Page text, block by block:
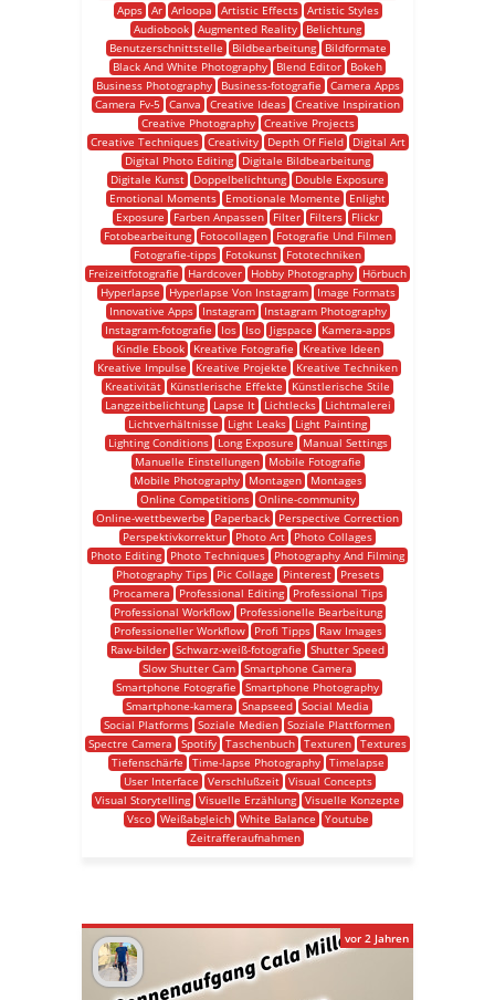
Apps
Ar Arloopa Artistic Effects
Artistic Styles
Audiobook Augmented Reality
Belichtung
Benutzerschnittstelle
Bildbearbeitung
Bildformate
Black And White Photography
Blend Editor
Bokeh
Business Photography
Business-fotografie
Camera Apps
Camera Fv-5
Canva Creative Ideas Creative Inspiration
Creative Photography
Creative Projects
Creative Techniques
Creativity Depth Of Field
Digital Art
Digital Photo Editing
Digitale Bildbearbeitung
Digitale Kunst
Doppelbelichtung
Double Exposure
Emotional Moments
Emotionale Momente
Enlight
Exposure
Farben Anpassen Filter Filters
Flickr
Fotobearbeitung
Fotocollagen
Fotografie Und Filmen
Fotografie-tipps
Fotokunst
Fototechniken
Freizeitfotografie
Hardcover Hobby Photography
Hörbuch
Hyperlapse
Hyperlapse Von Instagram
Image Formats
Innovative Apps
Instagram
Instagram Photography
Instagram-fotografie
Ios Iso Jigspace
Kamera-apps
Kindle Ebook
Kreative Fotografie
Kreative Ideen
Kreative Impulse
Kreative Projekte
Kreative Techniken
Kreativität
Künstlerische Effekte
Künstlerische Stile
Langzeitbelichtung
Lapse It Lichtlecks
Lichtmalerei
Lichtverhältnisse
Light Leaks
Light Painting
Lighting Conditions
Long Exposure
Manual Settings
Manuelle Einstellungen
Mobile Fotografie
Mobile Photography
Montagen
Montages
Online Competitions
Online-community
Online-wettbewerbe
Paperback
Perspective Correction
Perspektivkorrektur
Photo Art
Photo Collages
Photo Editing
Photo Techniques
Photography And Filming
Photography Tips
Pic Collage Pinterest
Presets
Procamera
Professional Editing
Professional Tips
Professional Workflow
Professionelle Bearbeitung
Professioneller Workflow
Profi Tipps
Raw Images
Raw-bilder Schwarz-weiß-fotografie
Shutter Speed
Slow Shutter Cam Smartphone Camera
Smartphone Fotografie
Smartphone Photography
Smartphone-kamera
Snapseed Social Media
Social Platforms Soziale Medien Soziale Plattformen
Spectre Camera
Spotify Taschenbuch Texturen Textures
Tiefenschärfe
Time-lapse Photography
Timelapse
User Interface
Verschlußzeit
Visual Concepts
Visual Storytelling Visuelle Erzählung Visuelle Konzepte
Vsco
Weißabgleich White Balance
Youtube
Zeitrafferaufnahmen
vor 2 Jahren